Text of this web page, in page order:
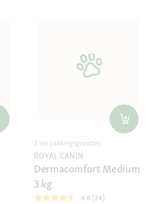
2 Verpakkingsgroottes
ROYAL CANIN
Dermacomfort Medium
3 kg
4.6 (24)